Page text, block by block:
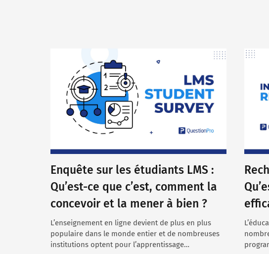
Enquête sur les étudiants LMS :
Qu’est-ce que c’est, comment la
concevoir et la mener à bien ?
L’enseignement en ligne devient de plus en plus
populaire dans le monde entier et de nombreuses
institutions optent pour l’apprentissage…